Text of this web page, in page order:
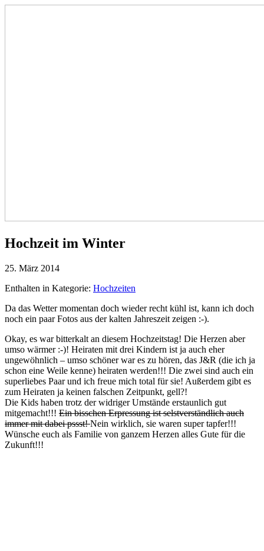
Hochzeit im Winter
25. März 2014
Enthalten in Kategorie: Hochzeiten
Da das Wetter momentan doch wieder recht kühl ist, kann ich doch
noch ein paar Fotos aus der kalten Jahreszeit zeigen :-).
Okay, es war bitterkalt an diesem Hochzeitstag! Die Herzen aber
umso wärmer :-)! Heiraten mit drei Kindern ist ja auch eher
ungewöhnlich – umso schöner war es zu hören, das J&R (die ich ja
schon eine Weile kenne) heiraten werden!!! Die zwei sind auch ein
superliebes Paar und ich freue mich total für sie! Außerdem gibt es
zum Heiraten ja keinen falschen Zeitpunkt, gell?!
Die Kids haben trotz der widriger Umstände erstaunlich gut
mitgemacht!!! Ein bisschen Erpressung ist selstverständlich auch
immer mit dabei pssst!Nein wirklich, sie waren super tapfer!!!
Wünsche euch als Familie von ganzem Herzen alles Gute für die
Zukunft!!!